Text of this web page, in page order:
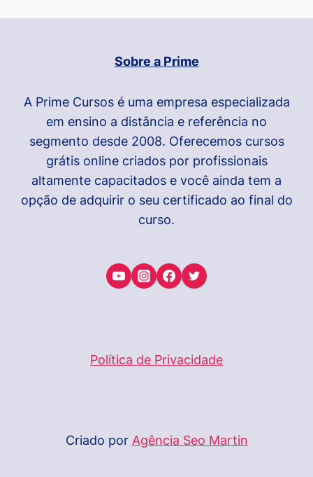
Sobre a Prime
A Prime Cursos é uma empresa especializada
em ensino a distância e referência no
segmento desde 2008. Oferecemos cursos
grátis online criados por profissionais
altamente capacitados e você ainda tem a
opção de adquirir o seu certificado ao final do
curso.
Política de Privacidade
Criado por Agência Seo Martin